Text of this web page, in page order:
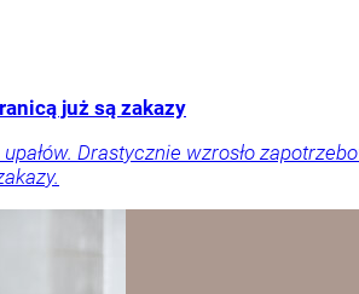
już są zakazy
Drastycznie wzrosło